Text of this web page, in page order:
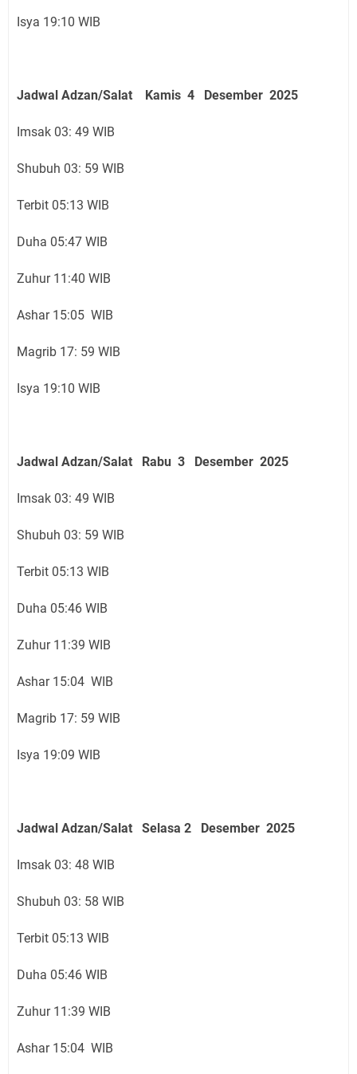
Isya 19:10 WIB
Jadwal Adzan/Salat Kamis 4 Desember 2025
Imsak 03: 49 WIB
Shubuh 03: 59 WIB
Terbit 05:13 WIB
Duha 05:47 WIB
Zuhur 11:40 WIB
Ashar 15:05 WIB
Magrib 17: 59 WIB
Isya 19:10 WIB
Jadwal Adzan/Salat Rabu 3 Desember 2025
Imsak 03: 49 WIB
Shubuh 03: 59 WIB
Terbit 05:13 WIB
Duha 05:46 WIB
Zuhur 11:39 WIB
Ashar 15:04 WIB
Magrib 17: 59 WIB
Isya 19:09 WIB
Jadwal Adzan/Salat Selasa 2 Desember 2025
Imsak 03: 48 WIB
Shubuh 03: 58 WIB
Terbit 05:13 WIB
Duha 05:46 WIB
Zuhur 11:39 WIB
Ashar 15:04 WIB